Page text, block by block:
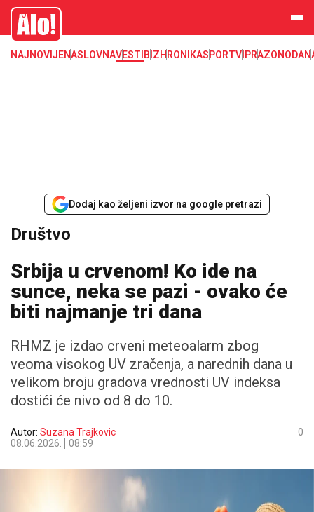
Društvo, društvene teme
Alo
NAJNOVIJENASLOVNAVESTI BIZHRONIKASPORTVIPRAZONODA
Dodaj kao željeni izvor na google pretrazi
Društvo
Srbija u crvenom! Ko ide na
sunce, neka se pazi - ovako će
biti najmanje tri dana
RHMZ je izdao crveni meteoalarm zbog
veoma visokog UV zračenja, a narednih dana u
velikom broju gradova vrednosti UV indeksa
dostići će nivo od 8 do 10.
Autor: Suzana Trajkovic
08.06.2026.
08:59
0